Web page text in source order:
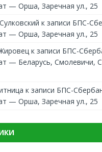
— Орша, Заречная ул., 25
к записи БПС-
— Орша, Заречная ул., 25
к записи БПС-
— Беларусь, Смолевичи,
к записи БПС-
— Орша, Заречная ул., 25